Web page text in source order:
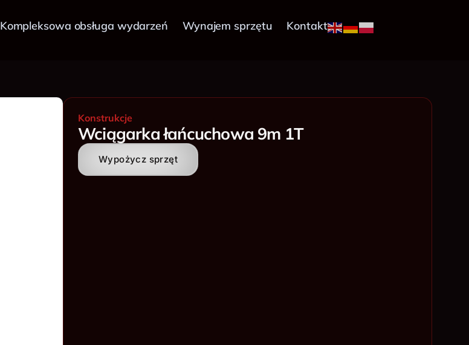
Kompleksowa obsługa wydarzeń Wynajem sprzętu Kontakt
Konstrukcje
Wciągarka łańcuchowa 9m 1T
Wypożycz sprzęt